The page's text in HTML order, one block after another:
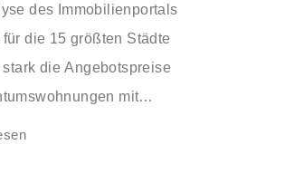
verpflichten sich
Sanierung
54 Monaten nach
/ Sanierung in
ab sofort
und sanieren, können ab
des Immobilienportals
die 15 größten Städte
die Angebotspreise
mit
Entfernung sinken: